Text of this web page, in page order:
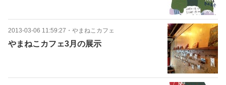
2013-03-06 11:59:27 ・ やまねこカフェ
やまねこカフェ3月の展示